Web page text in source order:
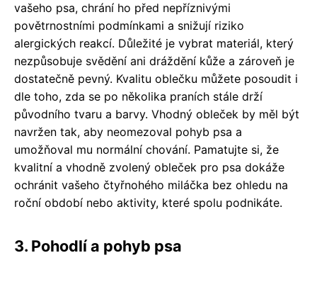
vašeho psa, chrání ho před nepříznivými
povětrnostními podmínkami a snižují riziko
alergických reakcí. Důležité je vybrat materiál, který
nezpůsobuje svědění ani dráždění kůže a zároveň je
dostatečně pevný. Kvalitu oblečku můžete posoudit i
dle toho, zda se po několika praních stále drží
původního tvaru a barvy. Vhodný obleček by měl být
navržen tak, aby neomezoval pohyb psa a
umožňoval mu normální chování. Pamatujte si, že
kvalitní a vhodně zvolený obleček pro psa dokáže
ochránit vašeho čtyřnohého miláčka bez ohledu na
roční období nebo aktivity, které spolu podnikáte.
3. Pohodlí a pohyb psa